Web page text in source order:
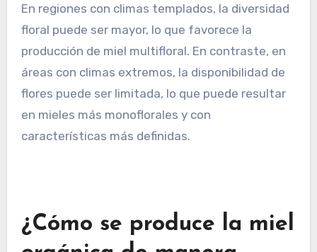
En regiones con climas templados, la diversidad
floral puede ser mayor, lo que favorece la
producción de miel multifloral. En contraste, en
áreas con climas extremos, la disponibilidad de
flores puede ser limitada, lo que puede resultar
en mieles más monoflorales y con
características más definidas.